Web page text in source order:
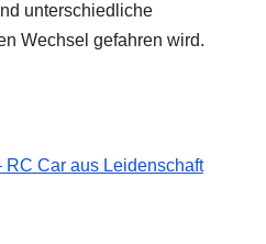
unterschiedliche
Wechsel gefahren wird.
Car aus Leidenschaft